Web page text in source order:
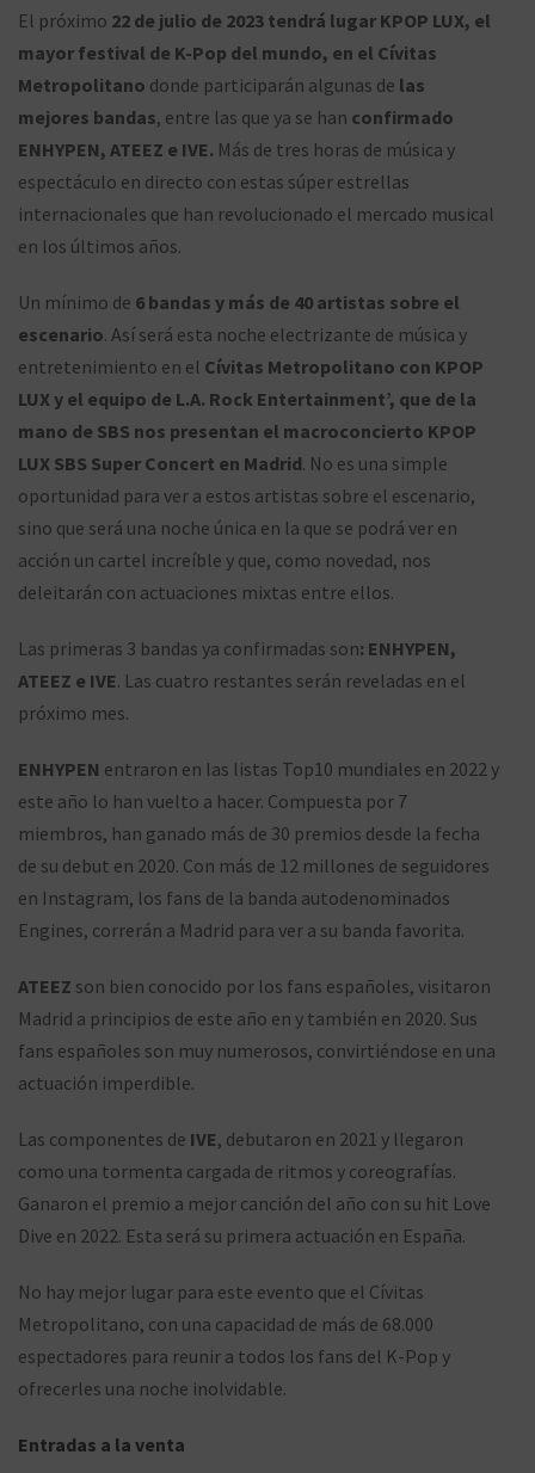
El próximo 22 de julio de 2023 tendrá lugar KPOP LUX, el
mayor festival de K-Pop del mundo, en el Cívitas
Metropolitano donde participarán algunas de las
mejores bandas, entre las que ya se han confirmado
ENHYPEN, ATEEZ e IVE. Más de tres horas de música y
espectáculo en directo con estas súper estrellas
internacionales que han revolucionado el mercado musical
en los últimos años.
Un mínimo de 6 bandas y más de 40 artistas sobre el
escenario. Así será esta noche electrizante de música y
entretenimiento en el Cívitas Metropolitano con KPOP
LUX y el equipo de L.A. Rock Entertainment’, que de la
mano de SBS nos presentan el macroconcierto KPOP
LUX SBS Super Concert en Madrid. No es una simple
oportunidad para ver a estos artistas sobre el escenario,
sino que será una noche única en la que se podrá ver en
acción un cartel increíble y que, como novedad, nos
deleitarán con actuaciones mixtas entre ellos.
Las primeras 3 bandas ya confirmadas son: ENHYPEN,
ATEEZ e IVE. Las cuatro restantes serán reveladas en el
próximo mes.
ENHYPEN entraron en las listas Top10 mundiales en 2022 y
este año lo han vuelto a hacer. Compuesta por 7
miembros, han ganado más de 30 premios desde la fecha
de su debut en 2020. Con más de 12 millones de seguidores
en Instagram, los fans de la banda autodenominados
Engines, correrán a Madrid para ver a su banda favorita.
ATEEZ son bien conocido por los fans españoles, visitaron
Madrid a principios de este año en y también en 2020. Sus
fans españoles son muy numerosos, convirtiéndose en una
actuación imperdible.
Las componentes de IVE, debutaron en 2021 y llegaron
como una tormenta cargada de ritmos y coreografías.
Ganaron el premio a mejor canción del año con su hit Love
Dive en 2022. Esta será su primera actuación en España.
No hay mejor lugar para este evento que el Cívitas
Metropolitano, con una capacidad de más de 68.000
espectadores para reunir a todos los fans del K-Pop y
ofrecerles una noche inolvidable.
Entradas a la venta